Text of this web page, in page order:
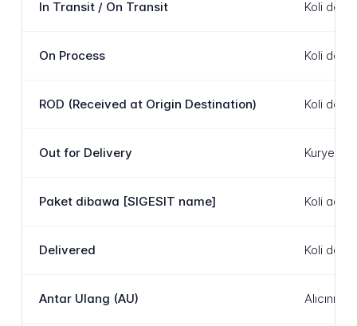
In Transit / On Transit Koli
On Process Koli
ROD (Received at Origin Destination) Koli
Out for Delivery Kurye
Paket dibawa [SIGESIT name] Koli adı
Delivered Koli
Antar Ulang (AU)